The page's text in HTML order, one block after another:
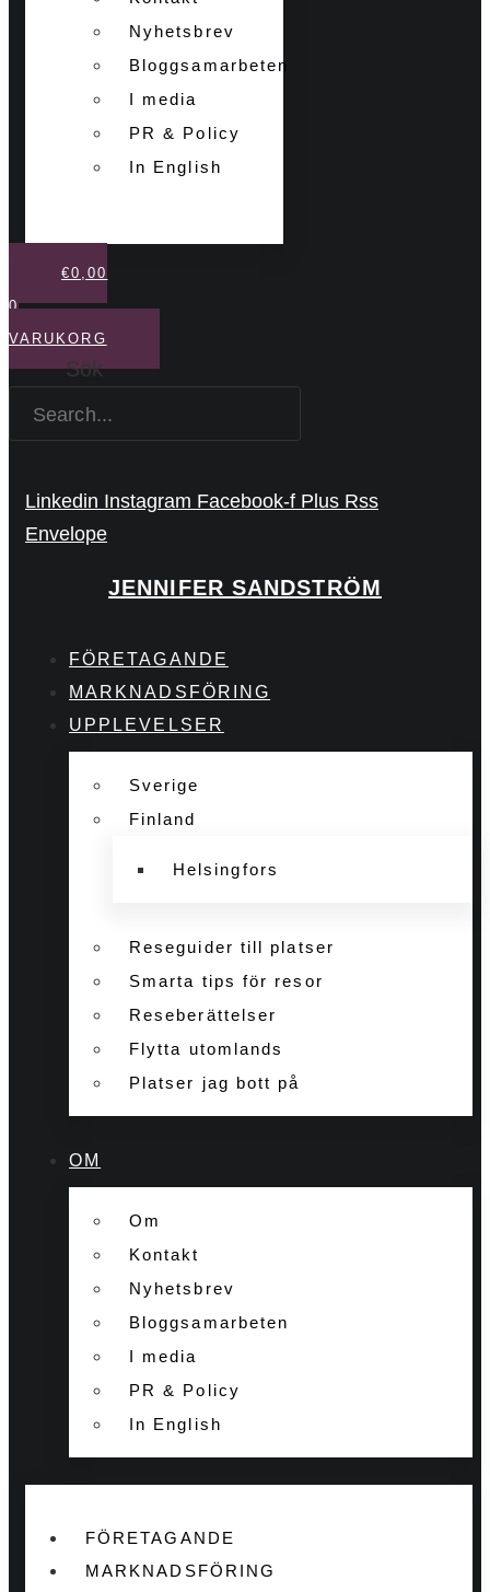
Nyhetsbrev
Bloggsamarbeten
I media
PR & Policy
In English
€0,00
0
VARUKORG
Sök
Linkedin Instagram Facebook-f Plus Rss
Envelope
JENNIFER SANDSTRÖM
FÖRETAGANDE
MARKNADSFÖRING
UPPLEVELSER
Sverige
Finland
Helsingfors
Reseguider till platser
Smarta tips för resor
Reseberättelser
Flytta utomlands
Platser jag bott på
OM
Om
Kontakt
Nyhetsbrev
Bloggsamarbeten
I media
PR & Policy
In English
FÖRETAGANDE
MARKNADSFÖRING